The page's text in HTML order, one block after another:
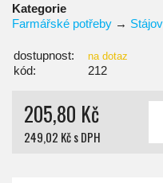
Kategorie
Farmářské potřeby →
dostupnost: na dotaz
kód: 212
205,80 Kč
249,02 Kč s DPH